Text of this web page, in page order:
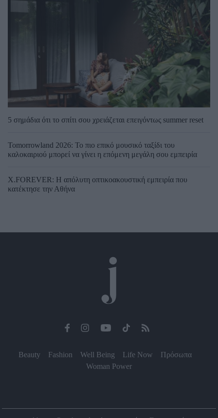
5 σημάδια ότι το σπίτι σου χρειάζεται επειγόντως summer reset
Tomorrowland 2026: Το πιο επικό μουσικό ταξίδι του
καλοκαιριού μπορεί να γίνει η επόμενη μεγάλη σου εμπειρία
X.FOREVER: Η απόλυτη οπτικοακουστική εμπειρία που
κατέκτησε την Αθήνα
Beauty Fashion Well Being Life Now
Πρόσωπα
Woman Power